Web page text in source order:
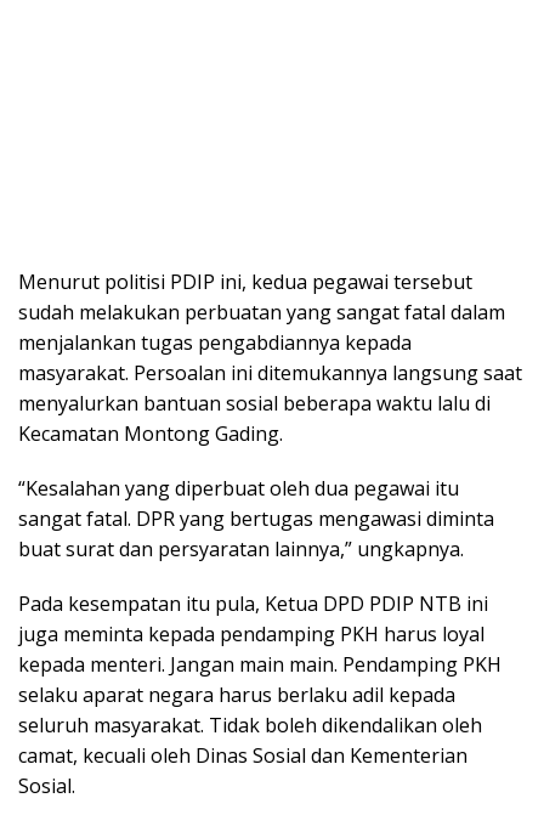
Menurut politisi PDIP ini, kedua pegawai tersebut
sudah melakukan perbuatan yang sangat fatal dalam
menjalankan tugas pengabdiannya kepada
masyarakat. Persoalan ini ditemukannya langsung saat
menyalurkan bantuan sosial beberapa waktu lalu di
Kecamatan Montong Gading.
“Kesalahan yang diperbuat oleh dua pegawai itu
sangat fatal. DPR yang bertugas mengawasi diminta
buat surat dan persyaratan lainnya,” ungkapnya.
Pada kesempatan itu pula, Ketua DPD PDIP NTB ini
juga meminta kepada pendamping PKH harus loyal
kepada menteri. Jangan main main. Pendamping PKH
selaku aparat negara harus berlaku adil kepada
seluruh masyarakat. Tidak boleh dikendalikan oleh
camat, kecuali oleh Dinas Sosial dan Kementerian
Sosial.